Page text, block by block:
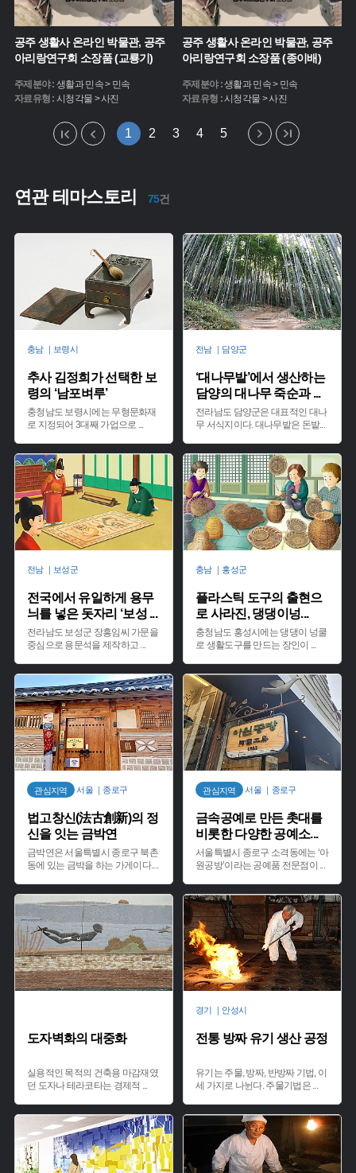
공주 생활사 온라인 박물관, 공주
아리랑연구회 소장품 (교룡기)
주제분야 : 생활과 민속 > 민속
자료유형 : 시청각물 > 사진
공주 생활사 온라인 박물관, 공주
아리랑연구회 소장품 (종이배)
주제분야 :생활과 민속 > 민속
자료유형 :시청각물 > 사진
1 2 3 4 5
연관 테마스토리 75건
충남 ｜보령시
추사 김정희가 선택한 보
령의 ‘남포벼루’
충청남도 보령시에는 무형문화재
로 지정되어 3대째 가업으로 ...
전남 ｜담양군
‘대나무밭’에서 생산하는
담양의 대나무 죽순과...
전라남도 담양군은 대표적인 대나
무 서식지이다. 대나무밭은 돈밭...
전남 ｜보성군
전국에서 유일하게 용무
늬를 넣은 돗자리 ‘보성 ...
전라남도 보성군 장흥임씨 가문을
중심으로 용문석을 제작하고 ...
충남 ｜홍성군
플라스틱 도구의 출현으
로 사라진, 댕댕이넝...
충청남도 홍성시에는 댕댕이 넝쿨
로 생활도구를 만드는 장인이 ...
관심지역 서울 ｜종로구
법고창신(法古創新)의 정
신을 잇는 금박연
금박연은 서울특별시 종로구 북촌
동에 있는 금박을 하는 가게이다....
관심지역 서울 ｜종로구
금속공예로 만든 촛대를
비롯한 다양한 공예소...
서울특별시 종로구 소격동에는 ‘아
원공방’이라는 공예품 전문점이 ...
도자벽화의 대중화
실용적인 목적의 건축용 마감재였
던 도자나 테라코타는 경제적 ...
경기 ｜안성시
전통 방짜 유기 생산 공정
유기는 주물, 방짜, 반방짜 기법, 이
세 가지로 나뉜다. 주물기법은 ...